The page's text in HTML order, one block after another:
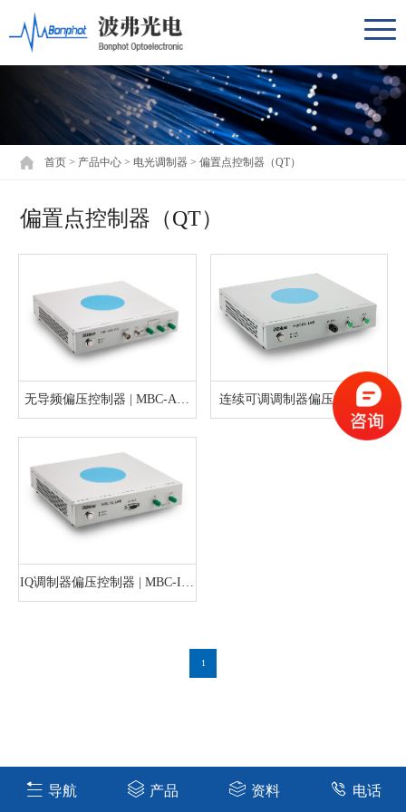
首页 > 产品中心 > 电光调制器 >偏置点控制器（QT）
偏置点控制器（QT）
无导频偏压控制器 | MBC-AN-
LAB
连续可调调制器偏压控制器 |
IQ调制器偏压控制器 | MBC-IQ-
1
导航 产品 资料 电话